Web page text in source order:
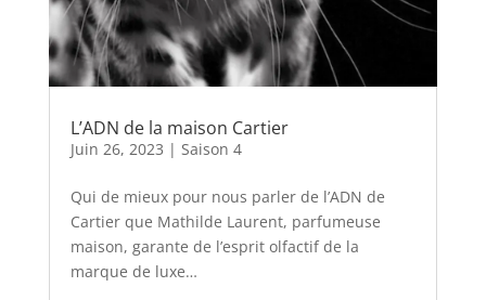
L’ADN de la maison Cartier
Juin 26, 2023 | Saison 4
Qui de mieux pour nous parler de l’ADN de
Cartier que Mathilde Laurent, parfumeuse
maison, garante de l’esprit olfactif de la
marque de luxe…